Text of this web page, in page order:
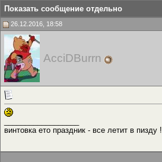
Показать сообщение отдельно
26.12.2016, 18:58
AcciDBurrn
винтовка ето праздник - все летит в пизду !